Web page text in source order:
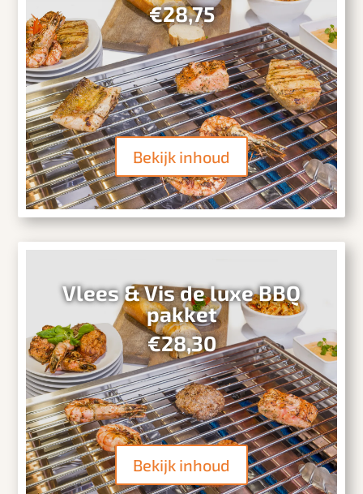
€28,75
Bekijk inhoud
Vlees & Vis de luxe BBQ
pakket
€28,30
Bekijk inhoud